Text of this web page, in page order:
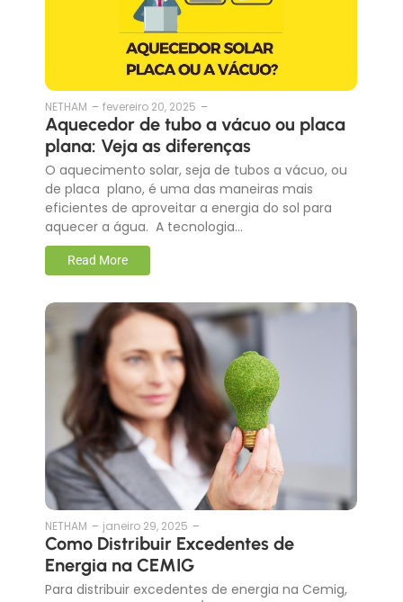
NETHAM – fevereiro 20, 2025 –
Aquecedor de tubo a vácuo ou placa
plana: Veja as diferenças
O aquecimento solar, seja de tubos a vácuo, ou
de placa plano, é uma das maneiras mais
eficientes de aproveitar a energia do sol para
aquecer a água. A tecnologia…
Read More
NETHAM – janeiro 29, 2025 –
Como Distribuir Excedentes de
Energia na CEMIG
Para distribuir excedentes de energia na Cemig,